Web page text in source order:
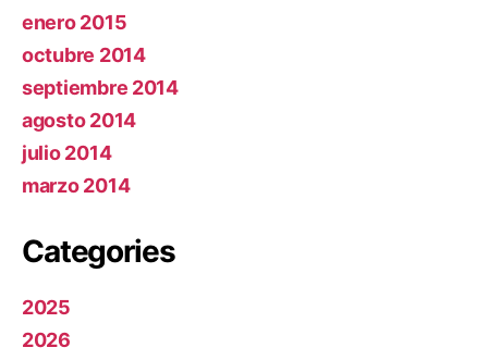
enero 2015
octubre 2014
septiembre 2014
agosto 2014
julio 2014
marzo 2014
Categories
2025
2026